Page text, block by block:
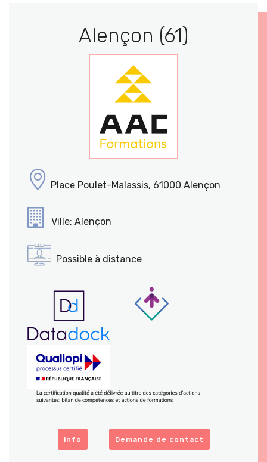
Alençon (61)
Place Poulet-Malassis, 61000 Alençon
Ville: Alençon
Possible à distance
info Demande de contact